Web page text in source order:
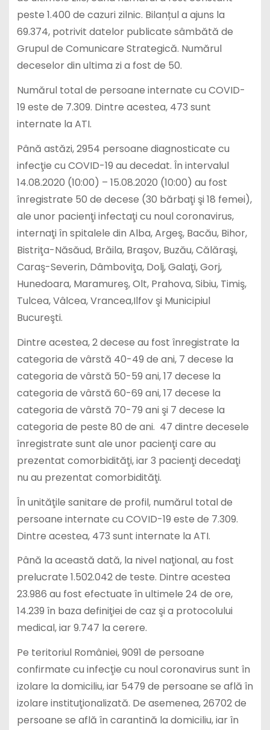
peste 1.400 de cazuri zilnic. Bilanțul a ajuns la
69.374, potrivit datelor publicate sâmbătă de
Grupul de Comunicare Strategică. Numărul
deceselor din ultima zi a fost de 50.
Numărul total de persoane internate cu COVID-
19 este de 7.309. Dintre acestea, 473 sunt
internate la ATI.
Până astăzi, 2954 persoane diagnosticate cu
infecţie cu COVID-19 au decedat. În intervalul
14.08.2020 (10:00) – 15.08.2020 (10:00) au fost
înregistrate 50 de decese (30 bărbaţi şi 18 femei),
ale unor pacienţi infectaţi cu noul coronavirus,
internaţi în spitalele din Alba, Argeş, Bacău, Bihor,
Bistriţa-Năsăud, Brăila, Braşov, Buzău, Călăraşi,
Caraş-Severin, Dâmboviţa, Dolj, Galaţi, Gorj,
Hunedoara, Maramureş, Olt, Prahova, Sibiu, Timiş,
Tulcea, Vâlcea, Vrancea,Ilfov şi Municipiul
Bucureşti.
Dintre acestea, 2 decese au fost înregistrate la
categoria de vârstă 40-49 de ani, 7 decese la
categoria de vârstă 50-59 ani, 17 decese la
categoria de vârstă 60-69 ani, 17 decese la
categoria de vârstă 70-79 ani şi 7 decese la
categoria de peste 80 de ani. 47 dintre decesele
înregistrate sunt ale unor pacienţi care au
prezentat comorbidităţi, iar 3 pacienţi decedaţi
nu au prezentat comorbidităţi.
În unităţile sanitare de profil, numărul total de
persoane internate cu COVID-19 este de 7.309.
Dintre acestea, 473 sunt internate la ATI.
Până la această dată, la nivel naţional, au fost
prelucrate 1.502.042 de teste. Dintre acestea
23.986 au fost efectuate în ultimele 24 de ore,
14.239 în baza definiţiei de caz şi a protocolului
medical, iar 9.747 la cerere.
Pe teritoriul României, 9091 de persoane
confirmate cu infecţie cu noul coronavirus sunt în
izolare la domiciliu, iar 5479 de persoane se află în
izolare instituţionalizată. De asemenea, 26702 de
persoane se află în carantină la domiciliu, iar în